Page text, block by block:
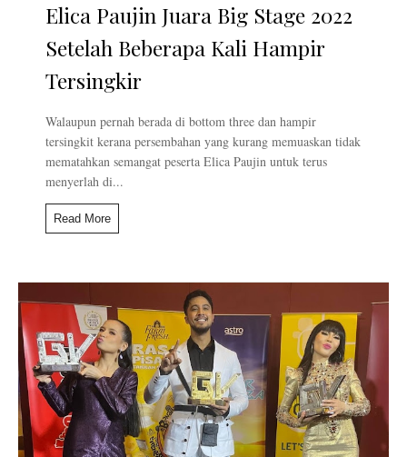
Elica Paujin Juara Big Stage 2022
Setelah Beberapa Kali Hampir
Tersingkir
Walaupun pernah berada di bottom three dan hampir
tersingkit kerana persembahan yang kurang memuaskan tidak
mematahkan semangat peserta Elica Paujin untuk terus
menyerlah di...
Read More